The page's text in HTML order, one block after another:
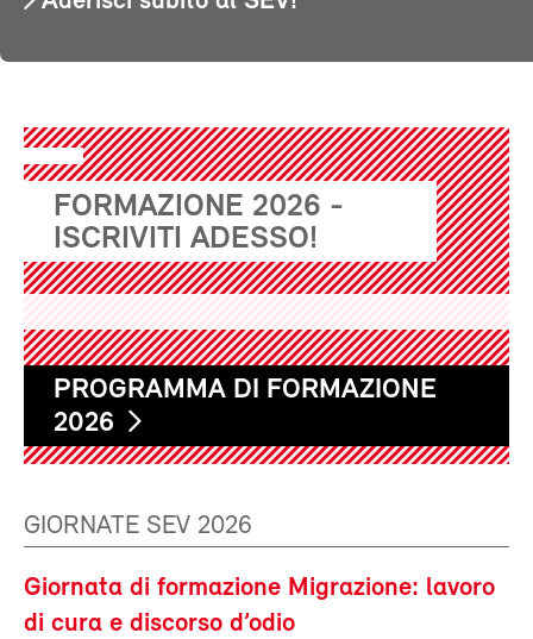
FORMAZIONE 2026 -
ISCRIVITI ADESSO!
PROGRAMMA DI FORMAZIONE
2026
GIORNATE SEV 2026
Giornata di formazione Migrazione: lavoro
di cura e discorso d’odio